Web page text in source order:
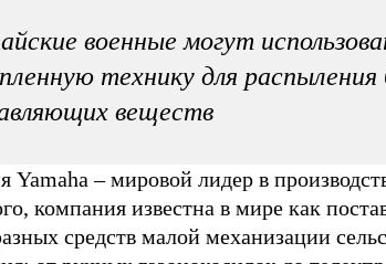
военные могут
технику для распыления
веществ
Yamaha – мировой лидер в
компания известна в мире как
средств малой механизации